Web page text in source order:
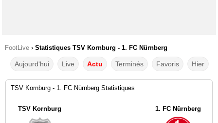
FootLive › Statistiques TSV Kornburg - 1. FC Nürnberg
Aujourd'hui Live Actu Terminés Favoris Hier
TSV Kornburg - 1. FC Nürnberg Statistiques
TSV Kornburg 1. FC Nürnberg